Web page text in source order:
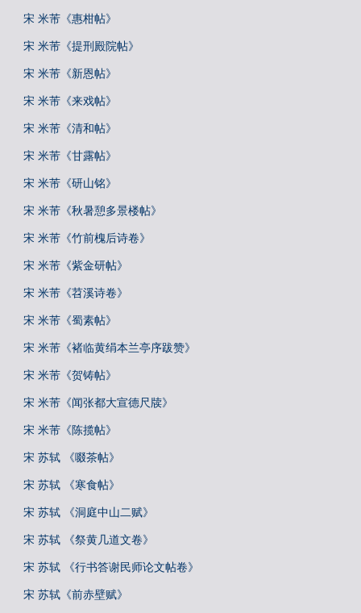
宋 米芾《惠柑帖》
宋 米芾《提刑殿院帖》
宋 米芾《新恩帖》
宋 米芾《来戏帖》
宋 米芾《清和帖》
宋 米芾《甘露帖》
宋 米芾《研山铭》
宋 米芾《秋暑憩多景楼帖》
宋 米芾《竹前槐后诗卷》
宋 米芾《紫金研帖》
宋 米芾《苕溪诗卷》
宋 米芾《蜀素帖》
宋 米芾《褚临黄绢本兰亭序跋赞》
宋 米芾《贺铸帖》
宋 米芾《闻张都大宣德尺牍》
宋 米芾《陈揽帖》
宋 苏轼 《啜茶帖》
宋 苏轼 《寒食帖》
宋 苏轼 《洞庭中山二赋》
宋 苏轼 《祭黄几道文卷》
宋 苏轼 《行书答谢民师论文帖卷》
宋 苏轼《前赤壁赋》